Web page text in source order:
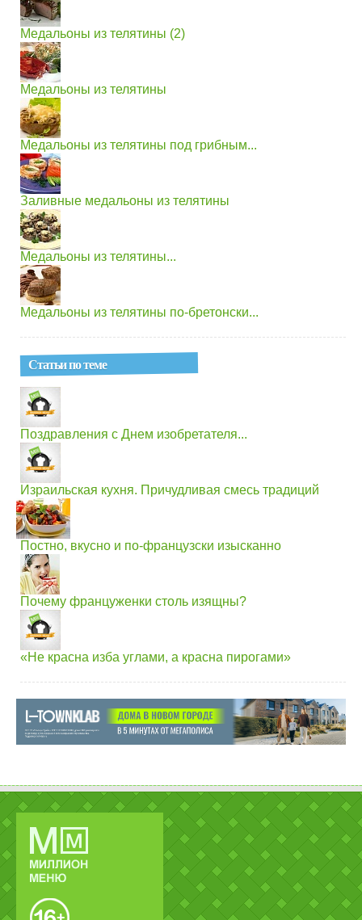
Медальоны из телятины (2)
Медальоны из телятины
Медальоны из телятины под грибным...
Заливные медальоны из телятины
Медальоны из телятины...
Медальоны из телятины по-бретонски...
Статьи по теме
Поздравления с Днем изобретателя...
Израильская кухня. Причудливая смесь традиций
Постно, вкусно и по-французски изысканно
Почему француженки столь изящны?
«Не красна изба углами, а красна пирогами»